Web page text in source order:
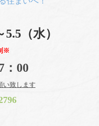
（水）
※
：00
い致します